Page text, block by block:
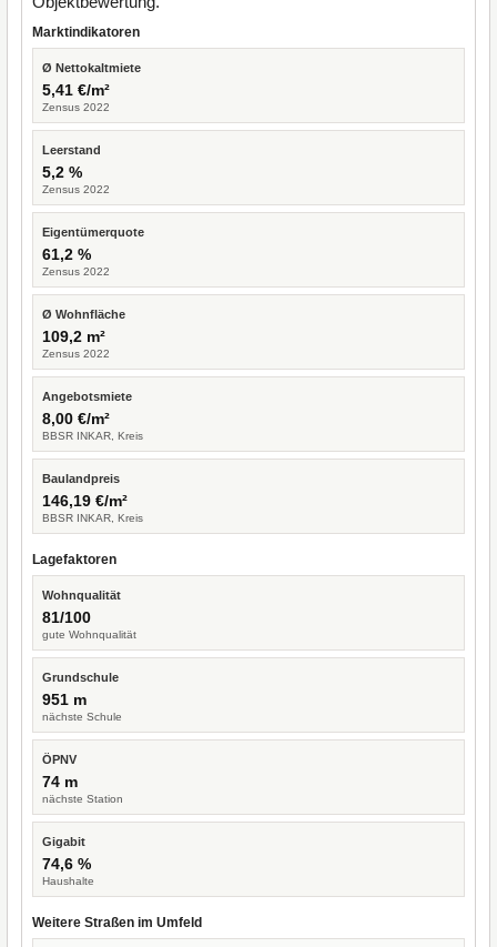
Marktindikatoren
Ø Nettokaltmiete
5,41 €/m²
Zensus 2022
Leerstand
5,2 %
Zensus 2022
Eigentümerquote
61,2 %
Zensus 2022
Ø Wohnfläche
109,2 m²
Zensus 2022
Angebotsmiete
8,00 €/m²
BBSR INKAR, Kreis
Baulandpreis
146,19 €/m²
BBSR INKAR, Kreis
Lagefaktoren
Wohnqualität
81/100
gute Wohnqualität
Grundschule
951 m
nächste Schule
ÖPNV
74 m
nächste Station
Gigabit
74,6 %
Haushalte
Weitere Straßen im Umfeld